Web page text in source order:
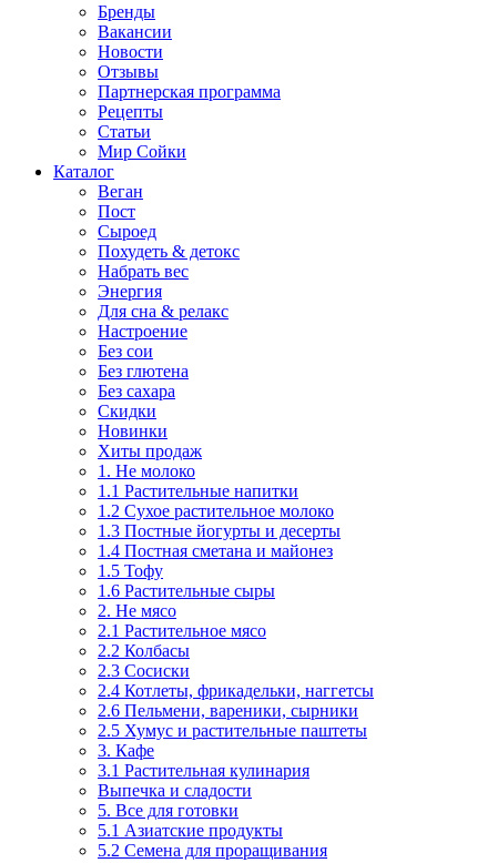
Бренды
Вакансии
Новости
Отзывы
Партнерская программа
Рецепты
Статьи
Мир Сойки
Каталог
Веган
Пост
Сыроед
Похудеть & детокс
Набрать вес
Энергия
Для сна & релакс
Настроение
Без сои
Без глютена
Без сахара
Скидки
Новинки
Хиты продаж
1. Не молоко
1.1 Растительные напитки
1.2 Сухое растительное молоко
1.3 Постные йогурты и десерты
1.4 Постная сметана и майонез
1.5 Тофу
1.6 Растительные сыры
2. Не мясо
2.1 Растительное мясо
2.2 Колбасы
2.3 Сосиски
2.4 Котлеты, фрикадельки, наггетсы
2.6 Пельмени, вареники, сырники
2.5 Хумус и растительные паштеты
3. Кафе
3.1 Растительная кулинария
Выпечка и сладости
5. Все для готовки
5.1 Азиатские продукты
5.2 Семена для проращивания